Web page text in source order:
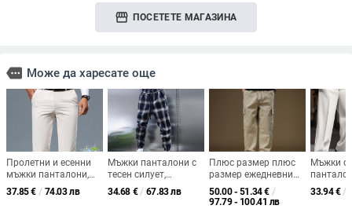
storefront ПОСЕТЕТЕ МАГАЗИНА
more Може да харесате още
Пролетни и есенни
мъжки панталони,
мъжки чисти
памучни панталони,
37.85€ / 74.03 лв
Мъжки панталони с
тесен силует,
дължина 9/10,
средно повдигната
34.68 € / 67.83 лв
Плюс размер плюс
размер ежедневни
спортни анцузи
50.00 - 51.34€ /
97.79 - 100.41 лв
Мъжки
прави
33.94€ /